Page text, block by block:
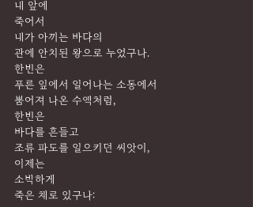
내 앞에
죽어서
내가 아끼는 바다의
관에 안치된 왕으로 누었구나.
한번은
푸른 잎에서 일어나는 소동에서
뿜어져 나온 수액처럼,
한번은
바다를 흔들고
조류 파도를 일으키던 씨앗이,
이제는
소박하게
죽은 채로 있구나: